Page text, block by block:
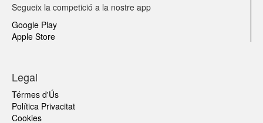
Segueix la competició a la nostre app
Google Play
Apple Store
Legal
Térmes d'Ús
Política Privacitat
Cookies